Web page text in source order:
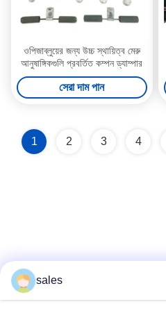
ওপিজাব্লুয়ের জন্য উচ্চ স্থায়িত্ব মেরু
আনুষাঙ্গিকগুলি প্রবর্তিত কম্পন ড্যাম্পার
সেরা দাম পান
1 2 3 4
sales